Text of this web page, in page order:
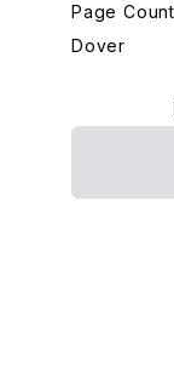
Page
Dover